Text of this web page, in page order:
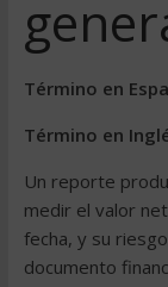
Término en
Término en
Un reporte
medir el valor
fecha, y su
documento